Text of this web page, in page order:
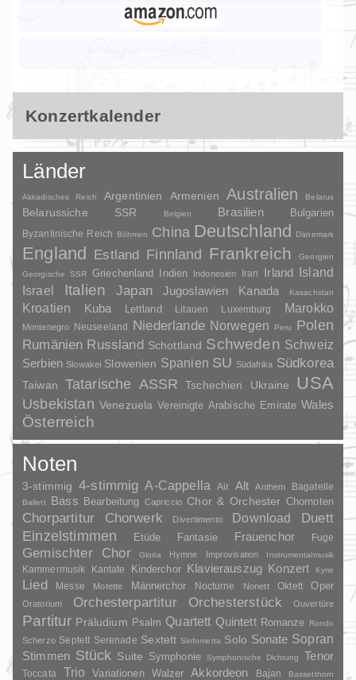
Konzertkalender
Länder
Akkadisches Reich Argentinien Armenien Australien Belarus
Belarussiche SSR Belgien Brasilien Bulgarien
Byzantinische Reich Böhmen China Deutschland Dänemark
England Estland Finnland Frankreich
Georgien
Georgische SSR
Griechenland Indien Indonesien Iran Irland
Island
Israel
Italien Japan Jugoslawien Kanada Kasachstan
Kroatien Kuba Lettland Litauen Luxemburg Marokko
Montenegro Neuseeland Niederlande Norwegen Peru
Polen
Rumänien Russland Schottland Schweden Schweiz
Serbien Slowakei Slowenien Spanien SU Südafrika Südkorea
Taiwan Tatarische ASSR Tschechien Ukraine USA
Usbekistan Venezuela Vereinigte Arabische Emirate Wales
Österreich
Noten
3-stimmig 4-stimmig A-Cappella Air Alt Anthem Bagatelle
Ballett Bass Bearbeitung Capriccio Chor & Orchester Chornoten
Chorpartitur Chorwerk Divertimento Download
Duett
Einzelstimmen
Etüde Fantasie Frauenchor Fuge
Gemischter Chor Gloria Hymne Improvisation Instrumentalmusik
Kammermusik Kantate Kinderchor Klavierauszug Konzert Kyrie
Lied Messe Motette Männerchor Nocturne Nonett Oktett Oper
Oratorium Orchesterpartitur Orchesterstück Ouvertüre
Partitur Präludium Psalm Quartett Quintett Romanze Rondo
Scherzo Septett Serenade Sextett Sinfonietta Solo Sonate Sopran
Stimmen Stück Suite Symphonie Symphonische Dichtung Tenor
Toccata Trio Variationen Walzer Akkordeon Bajan Bassetthorn